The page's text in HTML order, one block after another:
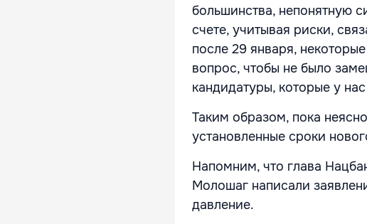
большинства, непонятную
счете, учитывая риски,
после 29 января,
вопрос, чтобы не было
кандидатуры, которые у
Таким образом, пока
установленные сроки
Напомним, что глава
Молошаг написали
давление.